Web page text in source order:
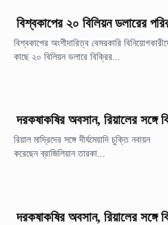
বিশ্বকাপের ২০ বিলিয়ন ডলারের
বিশ্বকাপের অংশীদারিত্ব বেসরকারি
কাছে ২০ বিলিয়ন ডলারে বিক্রির...
দরকষাকষির অবসান, রিয়ালের সঙ্গে
রিয়াল মাদ্রিদের সঙ্গে দীর্ঘমেয়াদি চুক্তি নবায়ন
করেছেন ব্রাজিলিয়ান তারকা...
দরকষাকষির অবসান, রিয়ালের সঙ্গে